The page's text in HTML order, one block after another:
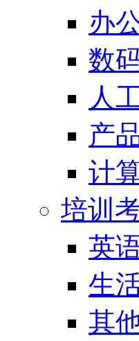
办
数
人
产
计
培训
英
生
其